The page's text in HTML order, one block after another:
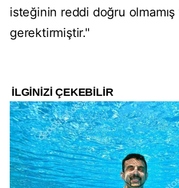
isteğinin reddi doğru olmamış
gerektirmiştir."